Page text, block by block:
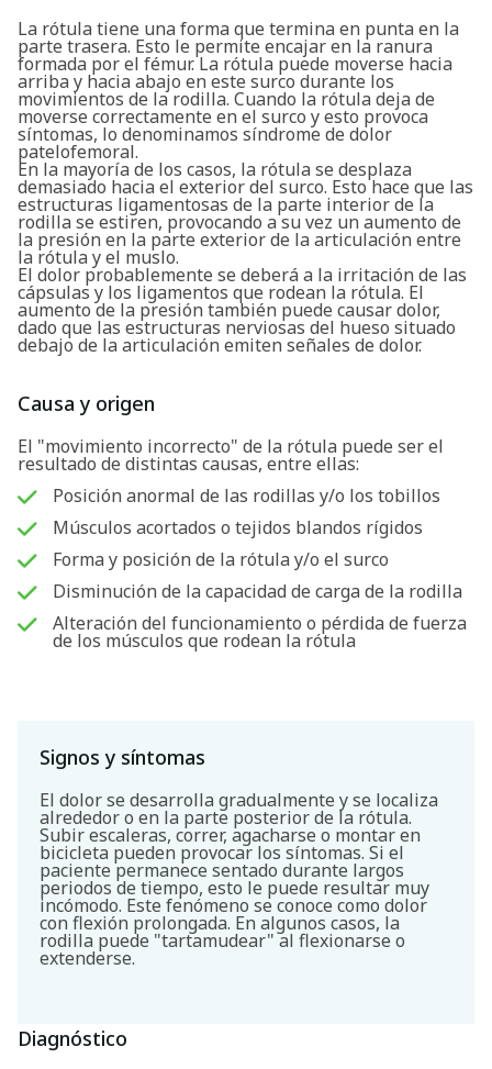
La rótula tiene una forma que termina en punta en la
parte trasera. Esto le permite encajar en la ranura
formada por el fémur. La rótula puede moverse hacia
arriba y hacia abajo en este surco durante los
movimientos de la rodilla. Cuando la rótula deja de
moverse correctamente en el surco y esto provoca
síntomas, lo denominamos síndrome de dolor
patelofemoral.
En la mayoría de los casos, la rótula se desplaza
demasiado hacia el exterior del surco. Esto hace que las
estructuras ligamentosas de la parte interior de la
rodilla se estiren, provocando a su vez un aumento de
la presión en la parte exterior de la articulación entre
la rótula y el muslo.
El dolor probablemente se deberá a la irritación de las
cápsulas y los ligamentos que rodean la rótula. El
aumento de la presión también puede causar dolor,
dado que las estructuras nerviosas del hueso situado
debajo de la articulación emiten señales de dolor.
Causa y origen
El "movimiento incorrecto" de la rótula puede ser el
resultado de distintas causas, entre ellas:
Posición anormal de las rodillas y/o los tobillos
Músculos acortados o tejidos blandos rígidos
Forma y posición de la rótula y/o el surco
Disminución de la capacidad de carga de la rodilla
Alteración del funcionamiento o pérdida de fuerza
de los músculos que rodean la rótula
Signos y síntomas
El dolor se desarrolla gradualmente y se localiza
alrededor o en la parte posterior de la rótula.
Subir escaleras, correr, agacharse o montar en
bicicleta pueden provocar los síntomas. Si el
paciente permanece sentado durante largos
periodos de tiempo, esto le puede resultar muy
incómodo. Este fenómeno se conoce como dolor
con flexión prolongada. En algunos casos, la
rodilla puede "tartamudear" al flexionarse o
extenderse.
Diagnóstico